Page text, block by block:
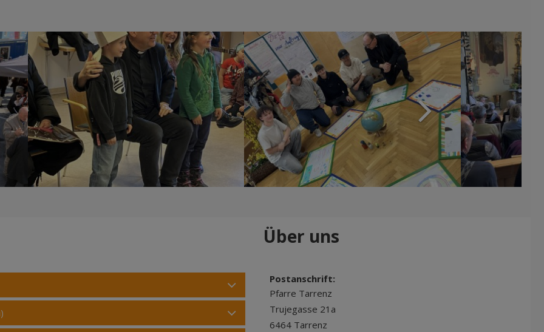
Über uns
Postanschrift:
Pfarre Tarrenz
Trujegasse 21a
6464 Tarrenz